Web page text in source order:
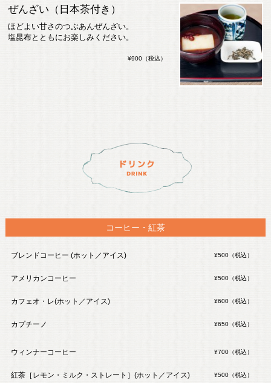
ぜんざい（日本茶付き）
ほどよい甘さのつぶあんぜんざい。
塩昆布とともにお楽しみください。
¥900（税込）
コーヒー・紅茶
ブレンドコーヒー (ホット／アイス) ¥500（税込）
アメリカンコーヒー ¥500（税込）
カフェオ・レ(ホット／アイス) ¥600（税込）
カプチーノ ¥650（税込）
ウィンナーコーヒー ¥700（税込）
紅茶［レモン・ミルク・ストレート］(ホット／アイス) ¥500（税込）